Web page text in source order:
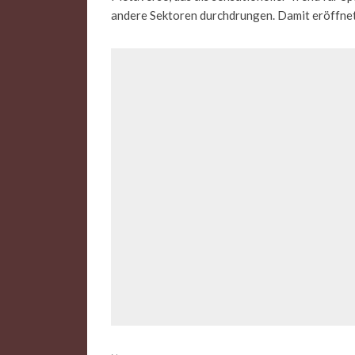
andere Sektoren durchdrungen. Damit